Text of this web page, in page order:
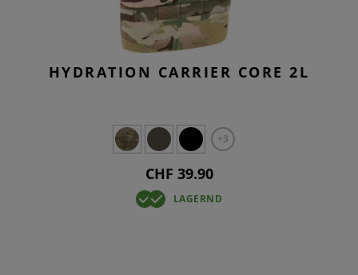
HYDRATION CARRIER CORE 2L
+3
CHF 39.90
LAGERND